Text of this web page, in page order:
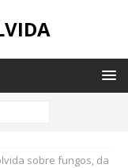
sobre fungos, da